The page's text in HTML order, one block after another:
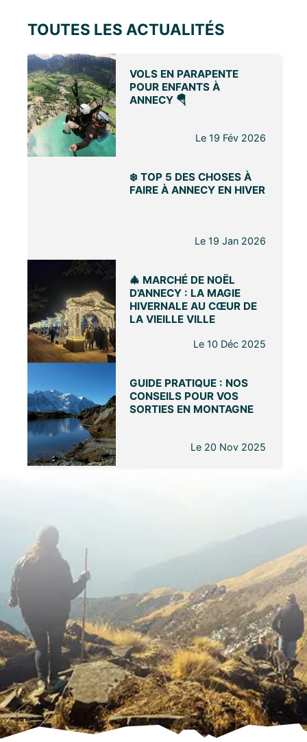
TOUTES LES ACTUALITÉS
VOLS EN PARAPENTE
POUR ENFANTS À
ANNECY 🪂
Le 19 Fév 2026
❄️ TOP 5 DES CHOSES À
FAIRE À ANNECY EN HIVER
Le 19 Jan 2026
🎄 MARCHÉ DE NOËL
D’ANNECY : LA MAGIE
HIVERNALE AU CŒUR DE
LA VIEILLE VILLE
Le 10 Déc 2025
GUIDE PRATIQUE : NOS
CONSEILS POUR VOS
SORTIES EN MONTAGNE
Le 20 Nov 2025